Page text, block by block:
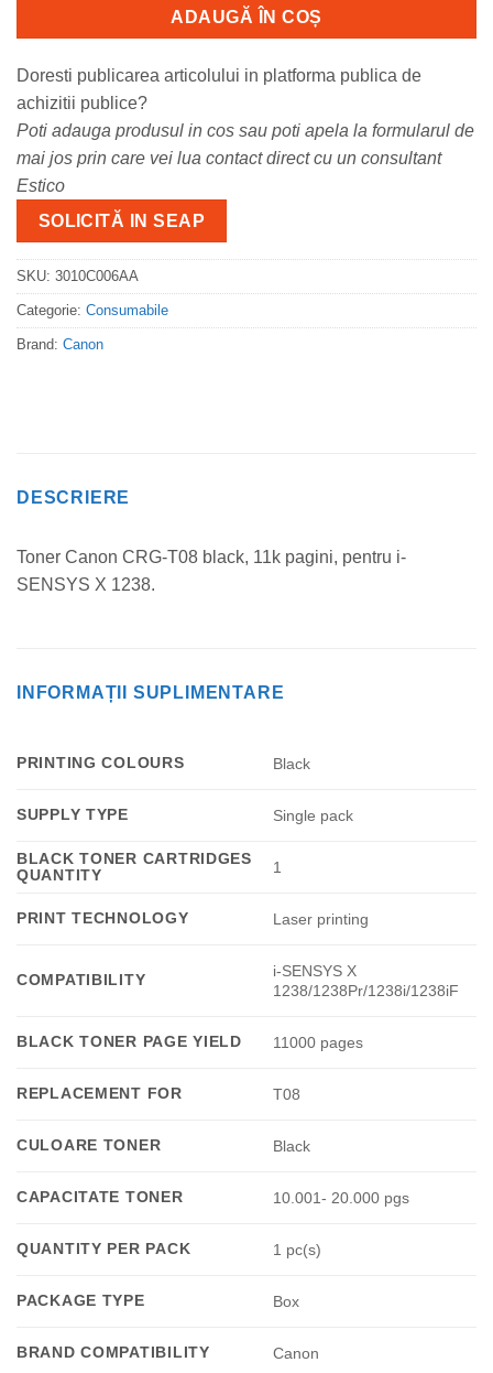
ADAUGĂ ÎN COȘ
Doresti publicarea articolului in platforma publica de
achizitii publice?
Poti adauga produsul in cos sau poti apela la formularul de
mai jos prin care vei lua contact direct cu un consultant
Estico
SOLICITĂ IN SEAP
SKU: 3010C006AA
Categorie: Consumabile
Brand: Canon
DESCRIERE
Toner Canon CRG-T08 black, 11k pagini, pentru i-
SENSYS X 1238.
INFORMAȚII SUPLIMENTARE
PRINTING COLOURS Black
SUPPLY TYPE Single pack
BLACK TONER CARTRIDGES
QUANTITY
1
PRINT TECHNOLOGY Laser printing
COMPATIBILITY
i-SENSYS X
1238/1238Pr/1238i/1238iF
BLACK TONER PAGE YIELD 11000 pages
REPLACEMENT FOR T08
CULOARE TONER Black
CAPACITATE TONER 10.001- 20.000 pgs
QUANTITY PER PACK 1 pc(s)
PACKAGE TYPE Box
BRAND COMPATIBILITY Canon